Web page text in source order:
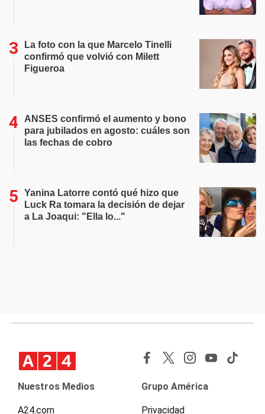
La foto con la que Marcelo Tinelli
confirmó que volvió con Milett
Figueroa
ANSES confirmó el aumento y bono
para jubilados en agosto: cuáles son
las fechas de cobro
Yanina Latorre contó qué hizo que
Luck Ra tomara la decisión de dejar
a La Joaqui: "Ella lo..."
Nuestros Medios
A24.com
Grupo América
Privacidad